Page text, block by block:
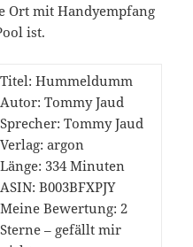
Ort mit Handyempfang
ist.
Titel: Hummeldumm
Autor: Tommy Jaud
Sprecher: Tommy Jaud
Verlag: argon
Länge: 334 Minuten
ASIN: B003BFXPJY
Meine Bewertung: 2
Sterne – gefällt mir